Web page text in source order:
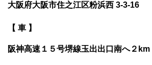
大阪府大阪市住之江区粉浜西 3-3-16
【 車 】
阪神高速１５号堺線玉出出口南へ２km